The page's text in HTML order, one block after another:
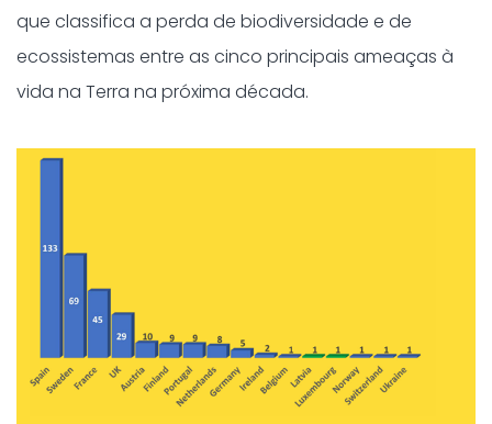
que classifica a perda de biodiversidade e de
ecossistemas entre as cinco principais ameaças à
vida na Terra na próxima década.